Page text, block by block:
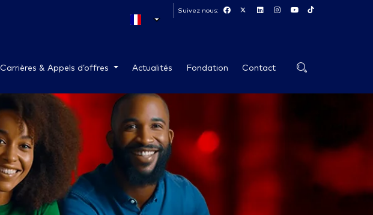
Suivez nous:
Carrières & Appels d’offres Actualités Fondation Contact